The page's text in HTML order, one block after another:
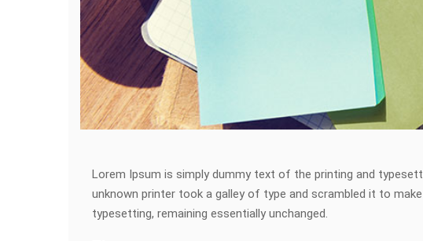
Lorem Ipsum is simply dummy text of the printing and
unknown printer took a galley of type and scrambled it to
typesetting, remaining essentially unchanged.